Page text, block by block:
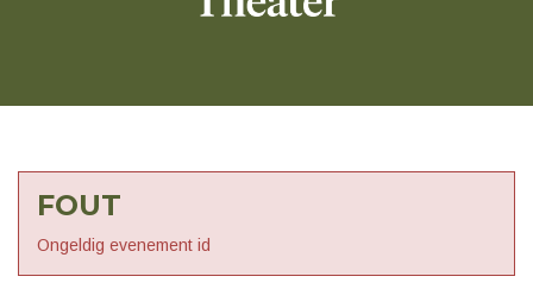
FOUT
Ongeldig evenement id